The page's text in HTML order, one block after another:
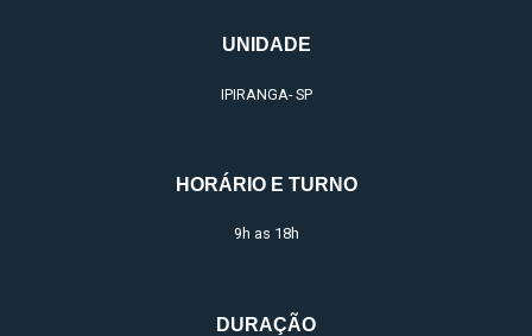
UNIDADE
IPIRANGA- SP
HORÁRIO E TURNO
9h as 18h
DURAÇÃO